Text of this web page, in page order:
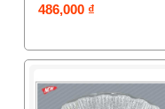
486,000 ₫